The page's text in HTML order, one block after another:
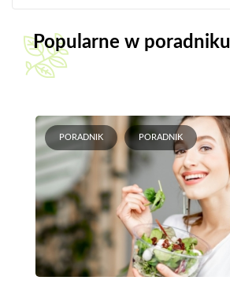
Popularne w poradniku
PORADNIK PORADNIK